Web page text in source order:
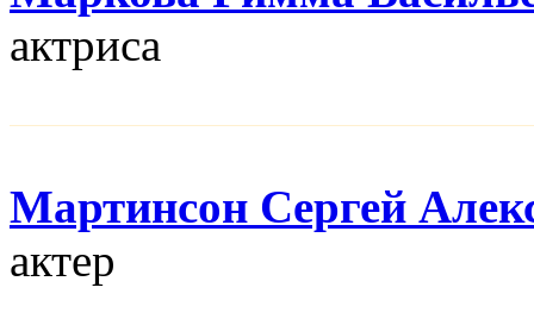
актриса
Мартинсон Сергей
актер